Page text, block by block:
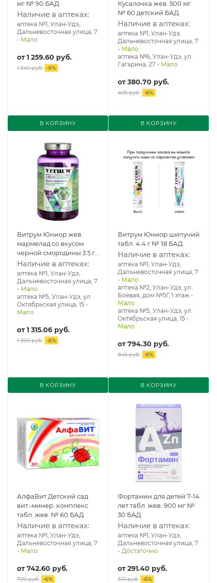
мг № 90 БАД
Наличие в аптеках:
аптека №1, Улан-Удэ,
Дальневосточная улица, 7
- Мало
от1 259.60 руб.
1 340 руб. -6%
В КОРЗИНУ
Кусалочка жев. 500 мг
№ 60 детский БАД
Наличие в аптеках:
аптека №1, Улан-Удэ,
Дальневосточная улица, 7
- Мало
аптека №6, Улан-Удэ, ул.
Гагарина, 27 - Мало
от380.70 руб.
405 руб. -6%
В КОРЗИНУ
Витрум Юниор жев.
мармелад со вкусом
черной смородины 3.5 г
№ 60 БАД
Наличие в аптеках:
аптека №1, Улан-Удэ,
Дальневосточная улица, 7
- Мало
аптека №5, Улан-Удэ, ул. ​
Октябрьская улица, 15 -
Мало
от1 315.06 руб.
1 399 руб. -6%
В КОРЗИНУ
Витрум Юниор шипучий
табл. 4.4 г № 18 БАД
Наличие в аптеках:
аптека №1, Улан-Удэ,
Дальневосточная улица, 7
- Мало
аптека №2, Улан-Удэ, ул.
Боевая, дом №5Г, 1 этаж -
Мало
аптека №5, Улан-Удэ, ул. ​
Октябрьская улица, 15 -
Мало
от794.30 руб.
845 руб. -6%
В КОРЗИНУ
АлфаВит Детский сад
вит.-минер. комплекс
табл. жев. № 60 БАД
Наличие в аптеках:
аптека №1, Улан-Удэ,
Дальневосточная улица, 7
- Мало
от742.60 руб.
790 руб. -6%
Фортамин для детей 7-14
лет табл. жев. 900 мг №
30 БАД
Наличие в аптеках:
аптека №1, Улан-Удэ,
Дальневосточная улица, 7
- Достаточно
от291.40 руб.
310 руб. -6%